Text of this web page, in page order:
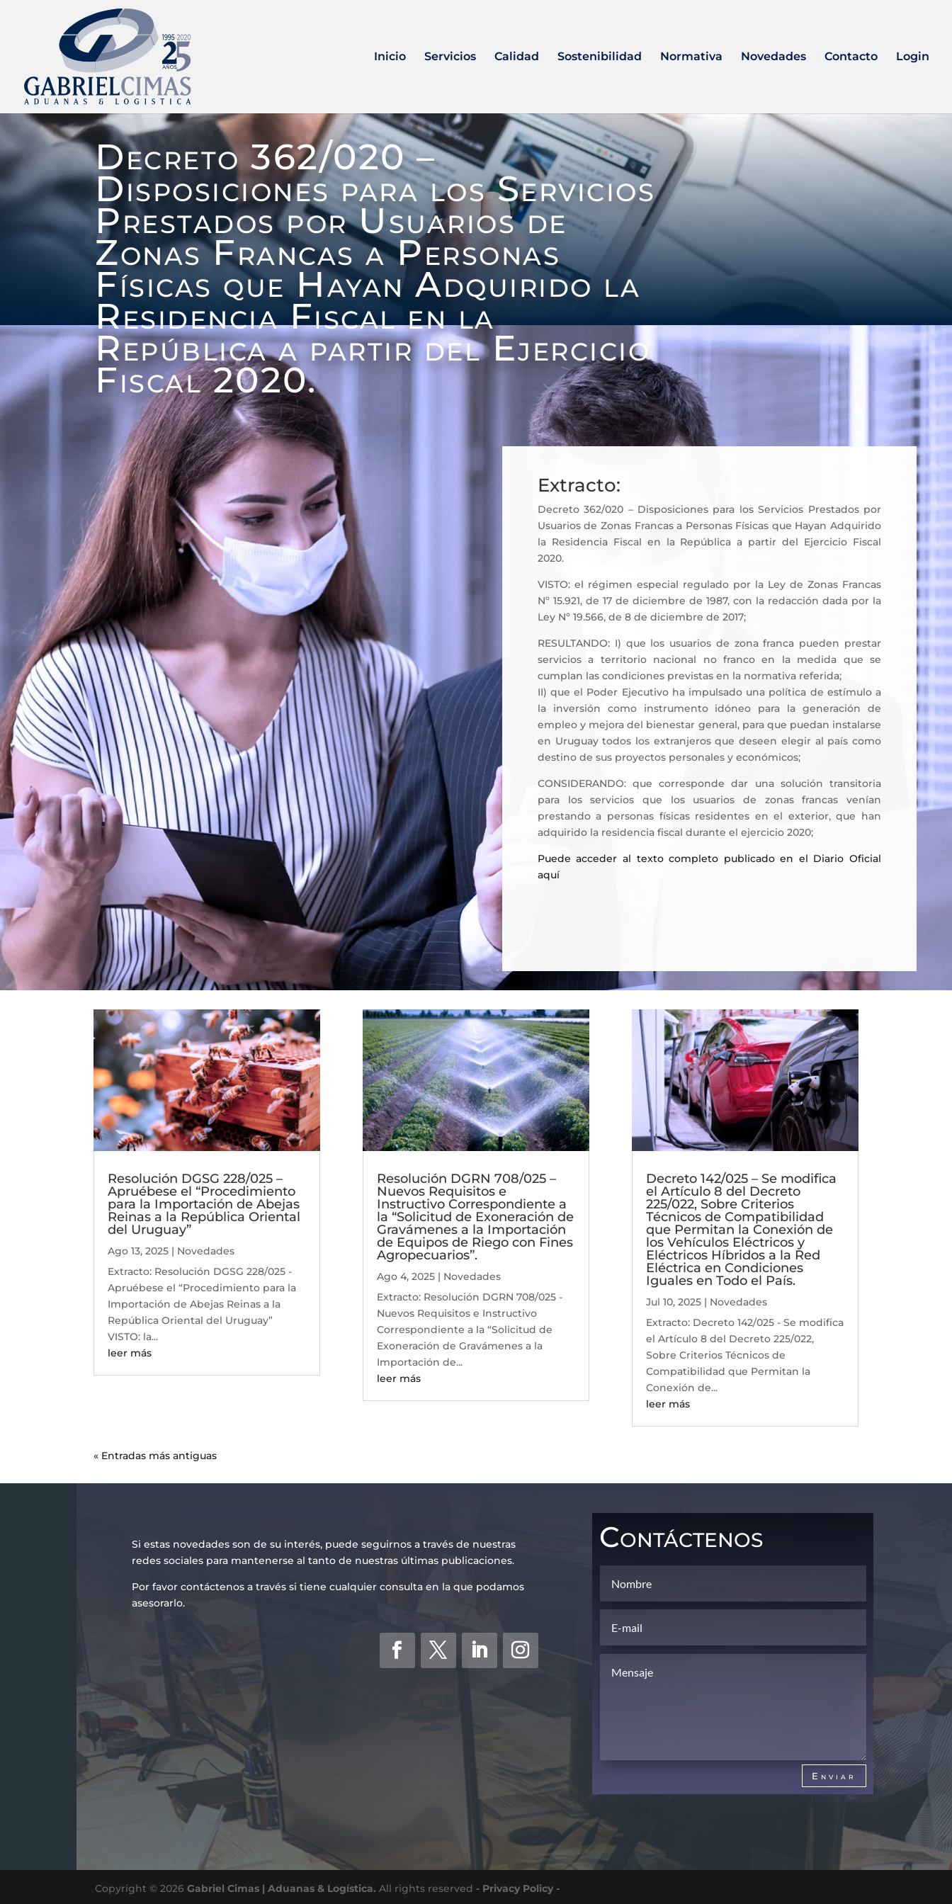
Inicio Servicios Calidad Sostenibilidad Normativa Novedades Contacto Login
Decreto 362/020 –
Disposiciones para los Servicios
Prestados por Usuarios de
Zonas Francas a Personas
Físicas que Hayan Adquirido la
Residencia Fiscal en la
República a partir del Ejercicio
Fiscal 2020.
Extracto:
Decreto 362/020 – Disposiciones para los Servicios Prestados por
Usuarios de Zonas Francas a Personas Físicas que Hayan Adquirido
la Residencia Fiscal en la República a partir del Ejercicio Fiscal
2020.
VISTO: el régimen especial regulado por la Ley de Zonas Francas
Nº 15.921, de 17 de diciembre de 1987, con la redacción dada por la
Ley Nº 19.566, de 8 de diciembre de 2017;
RESULTANDO: I) que los usuarios de zona franca pueden prestar
servicios a territorio nacional no franco en la medida que se
cumplan las condiciones previstas en la normativa referida;
II) que el Poder Ejecutivo ha impulsado una política de estímulo a
la inversión como instrumento idóneo para la generación de
empleo y mejora del bienestar general, para que puedan instalarse
en Uruguay todos los extranjeros que deseen elegir al país como
destino de sus proyectos personales y económicos;
CONSIDERANDO: que corresponde dar una solución transitoria
para los servicios que los usuarios de zonas francas venían
prestando a personas físicas residentes en el exterior, que han
adquirido la residencia fiscal durante el ejercicio 2020;
Puede acceder al texto completo publicado en el Diario Oficial
aquí
Resolución DGSG 228/025 –
Apruébese el “Procedimiento
para la Importación de Abejas
Reinas a la República Oriental
del Uruguay”
Ago 13, 2025 | Novedades
Extracto: Resolución DGSG 228/025 -
Apruébese el “Procedimiento para la
Importación de Abejas Reinas a la
República Oriental del Uruguay”
VISTO: la...
leer más
Resolución DGRN 708/025 –
Nuevos Requisitos e
Instructivo Correspondiente a
la “Solicitud de Exoneración de
Gravámenes a la Importación
de Equipos de Riego con Fines
Agropecuarios”.
Ago 4, 2025| Novedades
Extracto: Resolución DGRN 708/025 -
Nuevos Requisitos e Instructivo
Correspondiente a la “Solicitud de
Exoneración de Gravámenes a la
Importación de...
leer más
Decreto 142/025 – Se modifica
el Artículo 8 del Decreto
225/022, Sobre Criterios
Técnicos de Compatibilidad
que Permitan la Conexión de
los Vehículos Eléctricos y
Eléctricos Híbridos a la Red
Eléctrica en Condiciones
Iguales en Todo el País.
Jul 10, 2025| Novedades
Extracto: Decreto 142/025 - Se modifica
el Artículo 8 del Decreto 225/022,
Sobre Criterios Técnicos de
Compatibilidad que Permitan la
Conexión de...
leer más
« Entradas más antiguas
Si estas novedades son de su interés, puede seguirnos a través de nuestras
redes sociales para mantenerse al tanto de nuestras últimas publicaciones.
Por favor contáctenos a través si tiene cualquier consulta en la que podamos
asesorarlo.
Contáctenos
Enviar
Copyright © 2026Gabriel Cimas | Aduanas & Logística. All rights reserved - Privacy Policy -